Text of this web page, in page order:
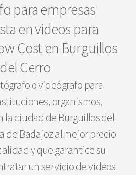
para empresas
en videos para
Cost en Burguillos
del Cerro
o videógrafo para
organismos,
la ciudad de Burguillos del
de Badajoz al mejor precio
y que garantice su
un servicio de videos